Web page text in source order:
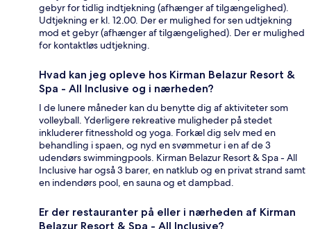
gebyr for tidlig indtjekning (afhænger af tilgængelighed).
Udtjekning er kl. 12.00. Der er mulighed for sen udtjekning
mod et gebyr (afhænger af tilgængelighed). Der er mulighed
for kontaktløs udtjekning.
Hvad kan jeg opleve hos Kirman Belazur Resort &
Spa - All Inclusive og i nærheden?
I de lunere måneder kan du benytte dig af aktiviteter som
volleyball. Yderligere rekreative muligheder på stedet
inkluderer fitnesshold og yoga. Forkæl dig selv med en
behandling i spaen, og nyd en svømmetur i en af de 3
udendørs swimmingpools. Kirman Belazur Resort & Spa - All
Inclusive har også 3 barer, en natklub og en privat strand samt
en indendørs pool, en sauna og et dampbad.
Er der restauranter på eller i nærheden af Kirman
Belazur Resort & Spa - All Inclusive?